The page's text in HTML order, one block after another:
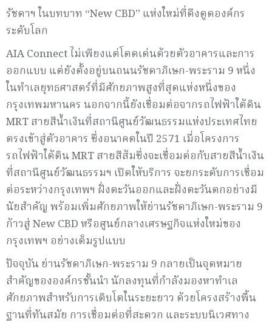
รัชดาฯ ในบทบาท “New CBD” แห่งใหม่ที่ดึงดูดองค์กร
ระดับโลก
AIA Connect ไม่เพียงแต่โดดเด่นด้วยตัวอาคารและการ
ออกแบบ แต่ยังตั้งอยู่บนถนนรัชดาภิเษก-พระราม 9 หนึ่ง
ในทำเลยุทธศาสตร์ที่มีศักยภาพสูงที่สุดแห่งหนึ่งของ
กรุงเทพมหานคร นอกจากนี้ยังเชื่อมต่อจากรถไฟฟ้าใต้ดิน
MRT สายสีน้ำเงินที่สถานีศูนย์วัฒนธรรมแห่งประเทศไทย
ตรงเข้าสู่ตัวอาคาร ซึ่งอนาคตในปี 2571 เมื่อโครงการ
รถไฟฟ้าใต้ดิน MRT สายสีส้มซึ่งจะเชื่อมต่อกับสายสีน้ำเงิน
ที่สถานีศูนย์วัฒนธรรมฯ เปิดให้บริการ จะยกระดับการเชื่อม
ต่อระหว่างกรุงเทพฯ ฝั่งตะวันออกและฝั่งตะวันตกอย่างมี
นัยสำคัญ พร้อมเพิ่มศักยภาพให้ย่านรัชดาภิเษก-พระราม 9
ก้าวสู่ New CBD หรือศูนย์กลางเศรษฐกิจแห่งใหม่ของ
กรุงเทพฯ อย่างเต็มรูปแบบ
ปัจจุบัน ย่านรัชดาภิเษก-พระราม 9 กลายเป็นจุดหมาย
สำคัญขององค์กรชั้นนำ นักลงทุนที่กำลังมองหาทำเล
ศักยภาพสำหรับการเติบโตในระยะยาว ด้วยโครงสร้างพื้น
ฐานที่ทันสมัย การเชื่อมต่อที่สะดวก และระบบนิเวศทาง